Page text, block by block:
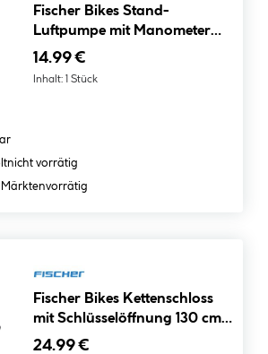
Fischer Bikes Stand-
Luftpumpe mit Manometer
alle Ventile silber
14.99 €
Inhalt: 1 Stück
nicht vorrätig
vorrätig
Fischer Bikes Kettenschloss
mit Schlüsselöffnung 130 cm 6
mm
24.99 €